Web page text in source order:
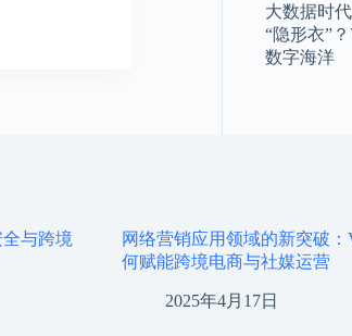
大数据时
“隐形衣”
数字海洋
与跨境
网络营销应用领域的新突破
何赋能跨境电商与社媒运营
2025年4月17日